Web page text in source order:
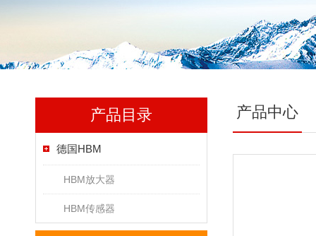
产品目录
德国HBM
HBM放大器
HBM传感器
产品中心